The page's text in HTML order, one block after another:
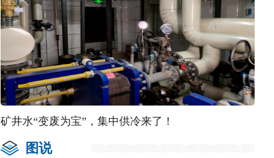
矿井水“变废为宝”，集中供冷来了！
图说